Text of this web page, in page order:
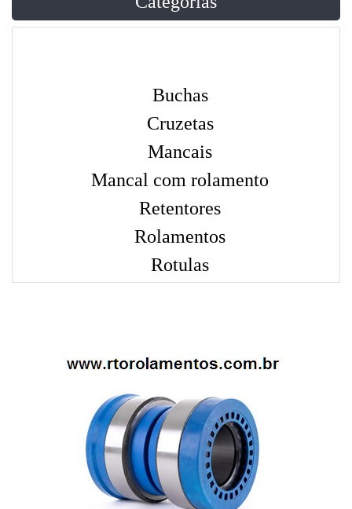
Buchas
Cruzetas
Mancais
Mancal com rolamento
Retentores
Rolamentos
Rotulas